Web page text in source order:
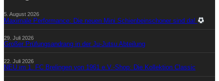
5. August 2026
Maximale Performance: Die neuen Mini Schienbeinschoner sind da!
29. Juli 2026
Großer Prüfungsandrang in der Ju-Jutsu Abteilung
22. Juli 2026
NEU im 1. FC Brelingen von 1961 e.V.-Shop: Die Kollektion Classic